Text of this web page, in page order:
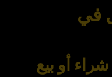
في
أو بيع